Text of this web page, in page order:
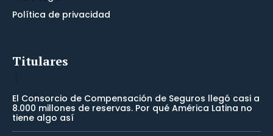
Política de privacidad
Titulares
El Consorcio de Compensación de Seguros llegó casi a
8.000 millones de reservas. Por qué América Latina no
tiene algo así